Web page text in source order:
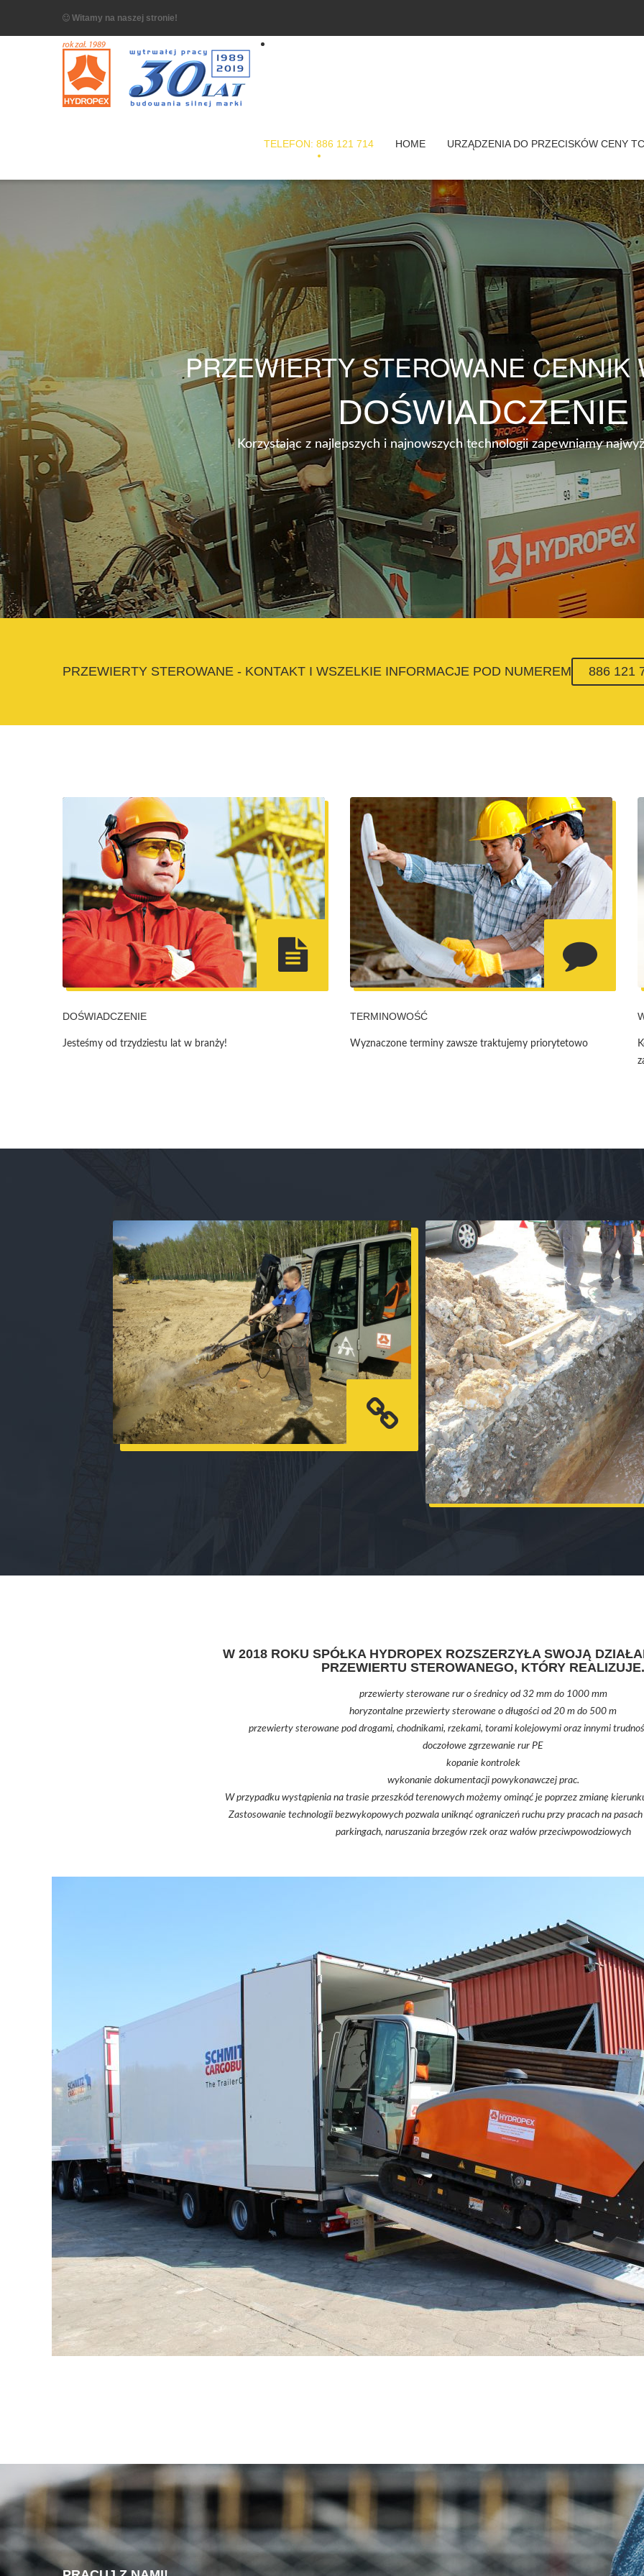
Witamy na naszej stronie!
TELEFON: 886 121 714 HOME URZĄDZENIA DO PRZECISKÓW CENY
PRZEWIERTY STEROWANE CENNIK
DOŚWIADCZENIE
Korzystając z najlepszych i najnowszych technologii zapewniamy
PRZEWIERTY STEROWANE - KONTAKT I WSZELKIE INFORMACJE POD NUMEREM 886 121
DOŚWIADCZENIE
Jesteśmy od trzydziestu lat w branży!
TERMINOWOŚĆ
Wyznaczone terminy zawsze traktujemy priorytetowo
W 2018 ROKU SPÓŁKA HYDROPEX ROZSZERZYŁA SWOJĄ
PRZEWIERTU STEROWANEGO, KTÓRY REALIZUJE.
przewierty sterowane rur o średnicy od 32 mm do 1000 mm
horyzontalne przewierty sterowane o długości od 20 m do 500 m
przewierty sterowane pod drogami, chodnikami, rzekami, torami kolejowymi oraz innymi
doczołowe zgrzewanie rur PE
kopanie kontrolek
wykonanie dokumentacji powykonawczej prac.
W przypadku wystąpienia na trasie przeszkód terenowych możemy ominąć je poprzez zmianę
Zastosowanie technologii bezwykopowych pozwala uniknąć ograniczeń ruchu przy pracach na
parkingach, naruszania brzegów rzek oraz wałów przeciwpowodziowych